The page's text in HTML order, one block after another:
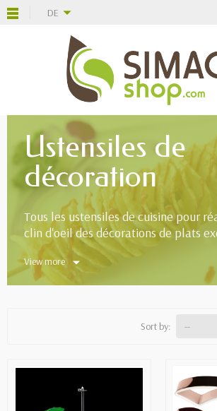
DE
Ustensiles de
décoration
Tous les ustensiles de cuisine pour
clin d'oeil des décorations de plats
View more
Sort by: